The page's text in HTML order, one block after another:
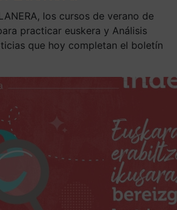
los cursos de verano de
practicar euskera y Análisis
que hoy completan el boletín